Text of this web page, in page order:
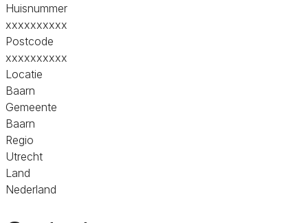
Huisnummer
xxxxxxxxxx
Postcode
xxxxxxxxxx
Locatie
Baarn
Gemeente
Baarn
Regio
Utrecht
Land
Nederland